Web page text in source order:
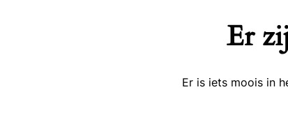
Er
Er is iets moois in